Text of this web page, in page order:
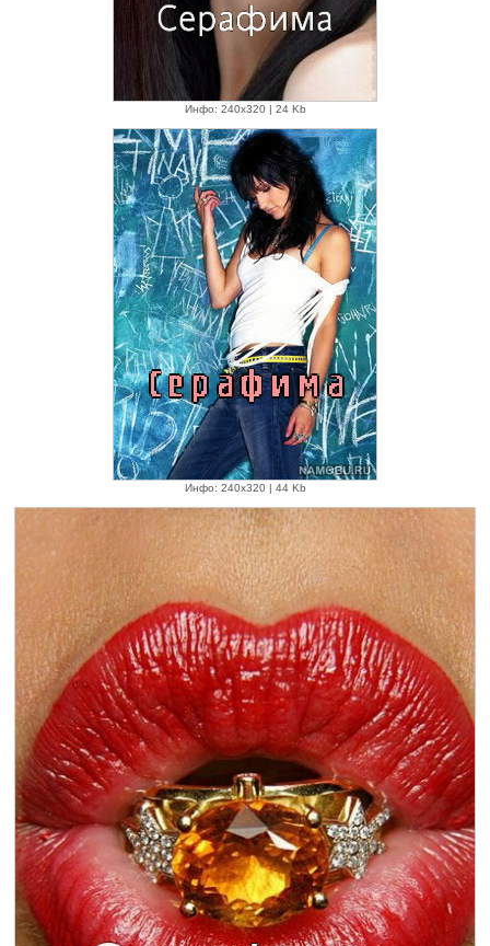
Инфо: 240х320 | 24 Kb
Инфо: 240х320 | 44 Kb